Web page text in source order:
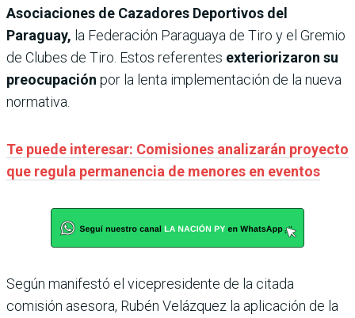
Asociaciones de Cazadores Deportivos del
Paraguay, la Federación Paraguaya de Tiro y el Gremio
de Clubes de Tiro. Estos referentes exteriorizaron su
preocupación por la lenta implementación de la nueva
normativa.
Te puede interesar: Comisiones analizarán proyecto
que regula permanencia de menores en eventos
Según manifestó el vicepresidente de la citada
comisión asesora, Rubén Velázquez la aplicación de la